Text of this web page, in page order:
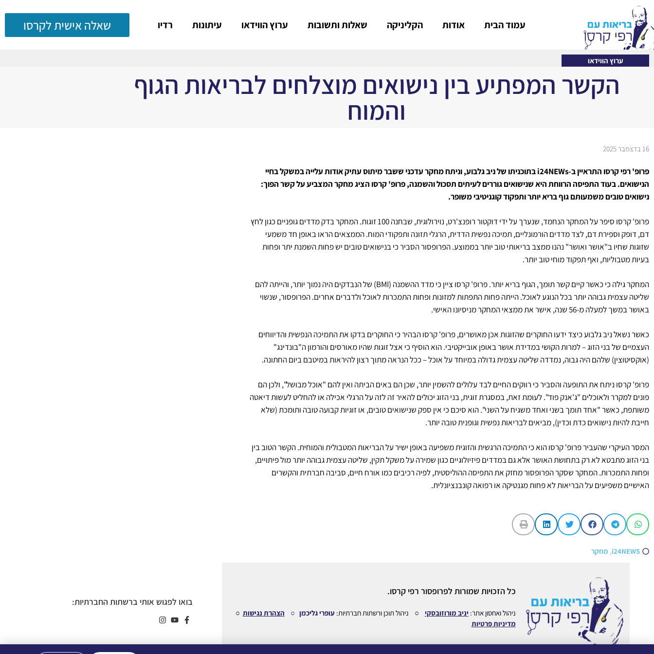
עמוד הבית אודות הקליניקה שאלות ותשובות ערוץ הווידאו עיתונות רדיו שאלה אישית לקרסו
ערוץ הווידאו
הקשר המפתיע בין נישואים מוצלחים לבריאות הגוף
והמוח
16 בדצמבר 2025
פרופ' רפי קרסו התראיין ב-i24NEWs בתוכניתו של ניב גלבוע, וניתח מחקר עדכני ששבר מיתוס עתיק אודות עלייה במשקל בחיי
הנישואים. בעוד התפיסה הרווחת היא שנישואים גוררים לעיתים תסכול והשמנה, פרופ' קרסו הציג מחקר המצביע על קשר הפוך:
נישואים טובים משמעותם גוף בריא יותר ותפקוד קוגניטיבי משופר.
פרופ' קרסו סיפר על המחקר הנחמד, שנערך על ידי דוקטור רופנצ'רט, נוירולוגית, שבחנה 100 זוגות. המחקר בדק מדדים גופניים כגון לחץ
דם, דופק וספירת דם, לצד מדדים הורמונליים, תמיכה נפשית הדדית, הרגלי תזונה ותפקודי המוח. הממצאים הראו באופן חד משמעי
שזוגות שחיו ב"אושר ואושר" נהנו ממצב בריאותי טוב יותר בממוצע. הפרופסור הסביר כי בנישואים טובים יש פחות השמנת יתר ופחות
בעיות מטבוליות, ואף תפקוד מוחי טוב יותר.
המחקר גילה כי כאשר קיים קשר תומך, הגוף בריא יותר. פרופ' קרסו ציין כי מדד ההשמנה (BMI) של הנבדקים היה נמוך יותר, והייתה להם
שליטה עצמית גבוהה יותר בכל הנוגע לאוכל. הייתה פחות התפתות למזונות ופחות התמכרות לאוכל ולדברים אחרים. הפרופסור, שנשוי
באושר במשך למעלה מ-56 שנה, אישר את ממצאי המחקר מניסיונו האישי.
כאשר נשאל ניב גלבוע כיצד ידעו החוקרים שהזוגות אכן מאושרים, פרופ' קרסו הבהיר כי החוקרים בדקו את התמיכה הנפשית והדיווחים
העצמיים של בני הזוג – למרות הקושי במדידת אושר באופן אובייקטיבי. הוא הוסיף כי אצל זוגות שהיו מאורסים והורמון ה"בונדינג"
(אוקסיטוצין) שלהם היה גבוה, נמדדה שליטה עצמית גדולה במיוחד על אוכל – ככל הנראה מתוך רצון להיראות במיטבם ביום החתונה.
פרופ' קרסו ניתח את התופעה והסביר כי רווקים החיים לבד עלולים להשמין יותר, שכן הם באים הביתה ואין להם "אוכל מבושל", ולכן הם
פונים למקרר ולאוכלים "ג'אנק פוד". לעומת זאת, במסגרת זוגית, בני הזוג יכולים להאיר זה לזה על הרגלי אכילה או להחליט לעשות דיאטה
משותפת, כאשר "אחד תומך בשני ואחד משגיח על השני". הוא סיכם כי אין ספק שנישואים טובים, או זוגיות קבועה טובה ותומכת (שלא
חייבת להיות נישואים כדת וכדין), מביאים לבריאות נפשית וגופנית טובה יותר.
המסר העיקרי שהעביר פרופ' קרסו הוא כי התמיכה הרגשית והזוגית משפיעה באופן ישיר על הבריאות המטבולית והמוחית. הקשר הטוב בין
בני הזוג מתבטא לא רק בתחושת האושר אלא גם במדדים פיזיולוגיים כגון שמירה על משקל תקין, שליטה עצמית גבוהה יותר מול פיתויים,
ופחות התמכרות. המחקר שסקר הפרופסור מחזק את התפיסה ההוליסטית, לפיה רכיבים כמו אורח חיים, סביבה חברתית והקשרים
האישיים משפיעים על הבריאות לא פחות מגנטיקה או רפואה קונבנציונלית.
i24NEWS
, מחקר
כל הזכויות שמורות לפרופסור רפי קרסו.
ניהול ואחסון אתר: יניב מורוזובסקי ○ ניהול תוכן ורשתות חברתיות: עופרי גליכמן ○ הצהרת נגישות ○
מדיניות פרטיות
בואו לפגוש אותי ברשתות החברתיות: